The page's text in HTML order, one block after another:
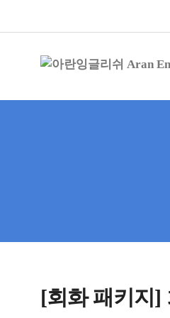
[회화 패키지]